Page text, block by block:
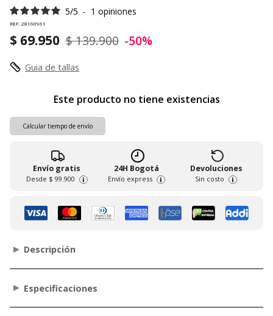
5/5 - 1 opiniones
REF. 28160961
$ 69.950 $ 139.900 -50%
Guia de tallas
Este producto no tiene existencias
Calcular tiempo de envío
Envío gratis
Desde $ 99.900 i
24H Bogotá
Envío express i
Devoluciones
Sin costo i
Descripción
Especificaciones